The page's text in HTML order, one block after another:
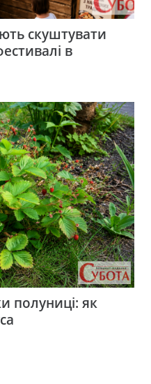
скуштувати
в
полуниці: як